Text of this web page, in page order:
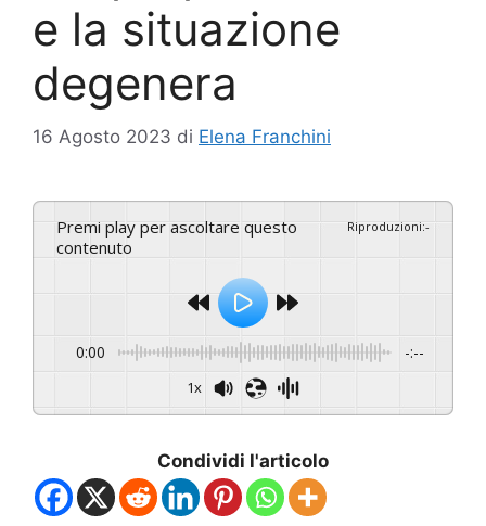
e la situazione
degenera
16 Agosto 2023 di Elena Franchini
Premi play per ascoltare questo
contenuto
Riproduzioni:-
0:00 -:--
1x
Condividi l'articolo